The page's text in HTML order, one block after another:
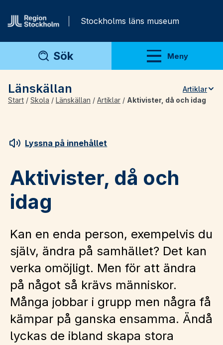
Stockholms läns museum
Sök Meny
Visa meny
Länskällan
Artiklar
Teman
Arkivmaterial
Start / Skola / Länskällan / Artiklar / Aktivister, då och idag
Lyssna på innehållet
Aktivister, då och
idag
Kan en enda person, exempelvis du
själv, ändra på samhället? Det kan
verka omöjligt. Men för att ändra
på något så krävs människor.
Många jobbar i grupp men några få
kämpar på ganska ensamma. Ändå
lyckas de ibland skapa stora